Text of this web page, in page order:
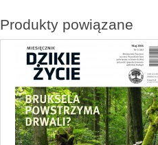
Produkty powiązane